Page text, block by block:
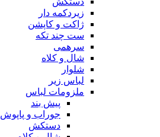
زیردکمه دار
ژاکت و کاپشن
ست چند تکه
سرهمی
شال و کلاه
شلوار
لباس زیر
ملزومات لباس
پیش بند
جوراب و پاپوش
دستکش